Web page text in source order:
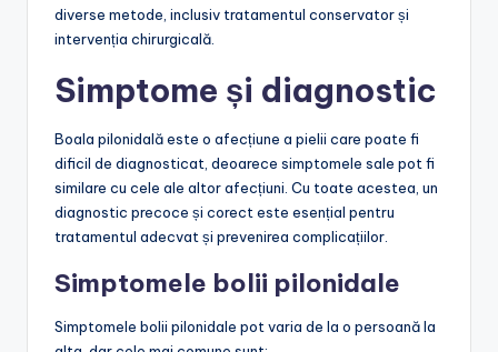
diverse metode, inclusiv tratamentul conservator și
intervenția chirurgicală.
Simptome și diagnostic
Boala pilonidală este o afecțiune a pielii care poate fi
dificil de diagnosticat, deoarece simptomele sale pot fi
similare cu cele ale altor afecțiuni. Cu toate acestea, un
diagnostic precoce și corect este esențial pentru
tratamentul adecvat și prevenirea complicațiilor.
Simptomele bolii pilonidale
Simptomele bolii pilonidale pot varia de la o persoană la